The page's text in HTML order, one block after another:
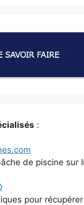
:
de piscine sur
pour